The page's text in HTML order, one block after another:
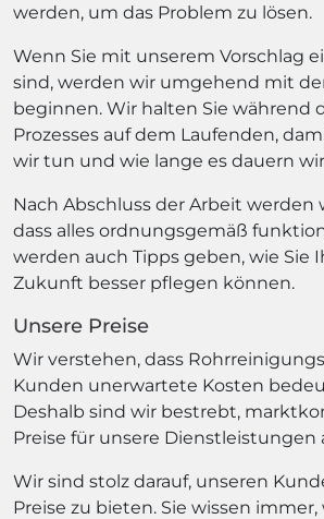
werden, um das Problem zu lösen.
Wenn Sie mit unserem Vorschlag
sind, werden wir umgehend mit
beginnen. Wir halten Sie während
Prozesses auf dem Laufenden,
wir tun und wie lange es dauern
Nach Abschluss der Arbeit werden
dass alles ordnungsgemäß
werden auch Tipps geben, wie Sie
Zukunft besser pflegen können.
Unsere Preise
Wir verstehen, dass
Kunden unerwartete Kosten
Deshalb sind wir bestrebt,
Preise für unsere Dienstleistungen
Wir sind stolz darauf, unseren
Preise zu bieten. Sie wissen immer,